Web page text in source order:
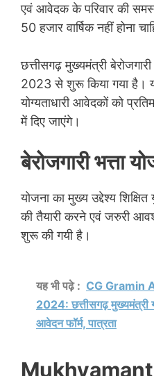
एवं आवेदक के परिवार की
50 हजार वार्षिक नहीं होना
छत्तीसगढ़ मुख्यमंत्री
2023 से शुरू किया गया है।
योग्यताधारी आवेदकों को
में दिए जाएंगे।
बेरोजगारी भत्ता
योजना का मुख्य उद्देश्य
की तैयारी करने एवं जरुरी
शुरू की गयी है।
यह भी पढ़े : CG Gramin
2024: छत्तीसगढ़ मुख्यमंत्री
आवेदन फॉर्म, पात्रता